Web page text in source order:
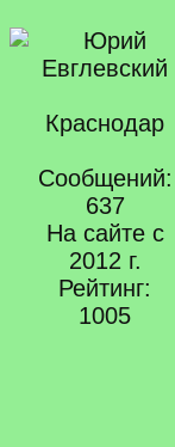
Краснодар
Сообщений:
637
На сайте с
2012 г.
Рейтинг:
1005